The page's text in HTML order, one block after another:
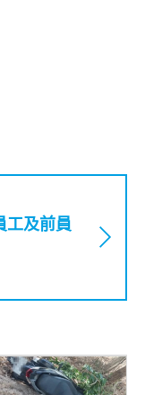
及前員